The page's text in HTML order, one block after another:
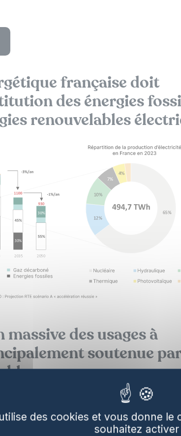
française doit
des énergies
renouvelables
des usages à
soutenue
des cookies et vous donne le
souhaitez activer